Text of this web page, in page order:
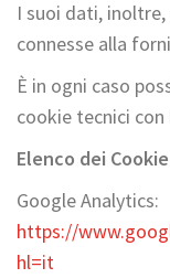
I suoi dati,
connesse alla
È in ogni caso
cookie tecnici
Elenco dei
Google Analytics:
https://
hl=it